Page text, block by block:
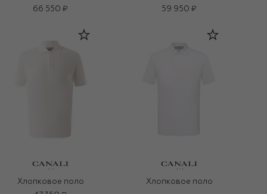
66 550 ₽
59 950 ₽
Хлопковое поло
Хлопковое поло